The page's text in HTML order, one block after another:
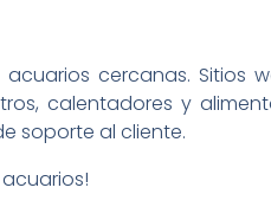
cercanas. Sitios
calentadores y
soporte al cliente.